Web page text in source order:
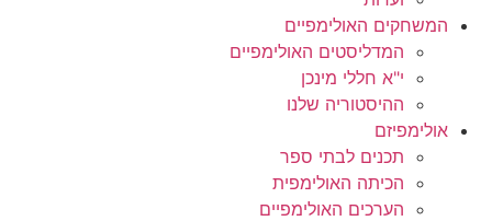
המשחקים האולימפיים
המדליסטים האולימפיים
י"א חללי מינכן
ההיסטוריה שלנו
אולימפיזם
תכנים לבתי ספר
הכיתה האולימפית
הערכים האולימפיים